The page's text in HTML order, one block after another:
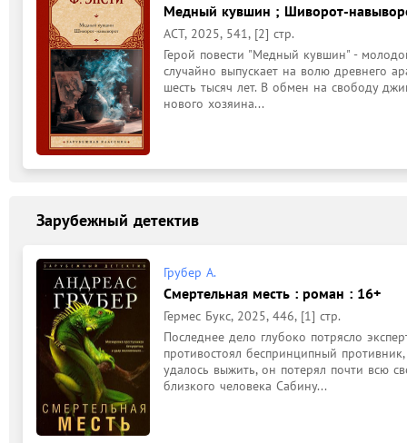
Медный кувшин ; Шиворот-
АСТ, 2025, 541, [2] стр.
Герой повести "Медный кувшин" -
случайно выпускает на волю древнего
шесть тысяч лет. В обмен на свободу
нового хозяина...
Зарубежный детектив
Грубер А.
Смертельная месть : роман : 16+
Гермес Букс, 2025, 446, [1] стр.
Последнее дело глубоко потрясло
противостоял беспринципный
удалось выжить, он потерял почти всю
близкого человека Сабину...